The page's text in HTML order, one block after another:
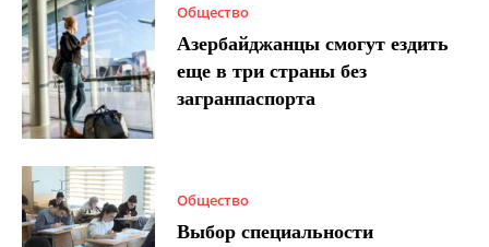
Общество
Азербайджанцы смогут ездить
еще в три страны без
загранпаспорта
Общество
Выбор специальности